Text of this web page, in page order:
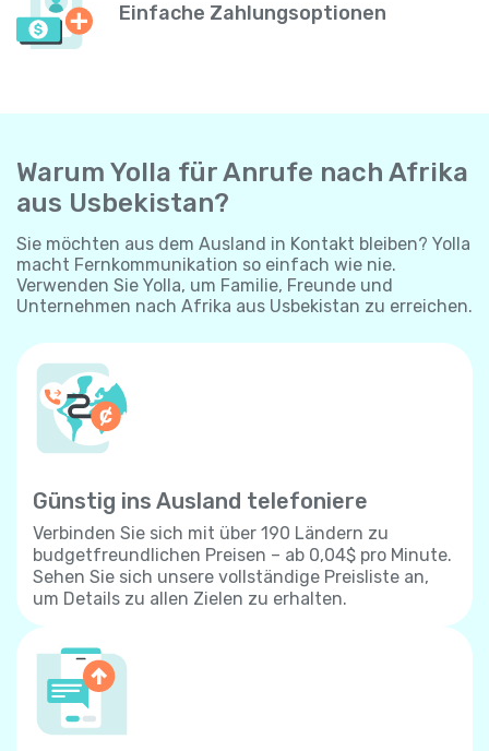
Einfache Zahlungsoptionen
Warum Yolla für Anrufe nach Afrika
aus Usbekistan?
Sie möchten aus dem Ausland in Kontakt bleiben? Yolla
macht Fernkommunikation so einfach wie nie.
Verwenden Sie Yolla, um Familie, Freunde und
Unternehmen nach Afrika aus Usbekistan zu erreichen.
Günstig ins Ausland telefoniere
Verbinden Sie sich mit über 190 Ländern zu
budgetfreundlichen Preisen – ab 0,04$ pro Minute.
Sehen Sie sich unsere vollständige Preisliste an,
um Details zu allen Zielen zu erhalten.